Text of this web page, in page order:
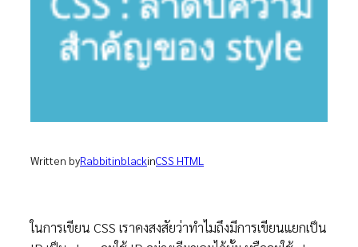
Written byRabbitinblackinCSS HTML
ในการเขียน CSS เราคงสงสัยว่าทำไมถึงมีการเขียนแยกเป็น